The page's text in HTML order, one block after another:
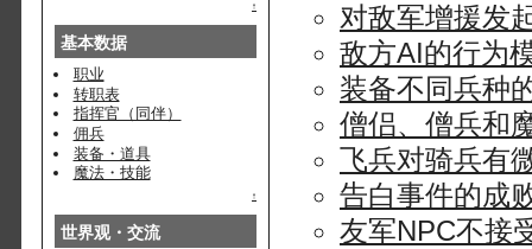
↑
基本数据
职业
转职表
指挥官（同伴）
佣兵
装备・道具
魔法・技能
↑
世界观・交流
对敌军增援发
敌方AI的行为
装备不同兵种
僧侣、僧兵和
飞兵对骑兵有
告白事件的成
友军NPC不接